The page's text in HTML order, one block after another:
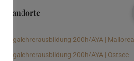
Standorte
Yogalehrerausbildung 200h/AYA | Mallorca
Yogalehrerausbildung 200h/AYA | Ostsee